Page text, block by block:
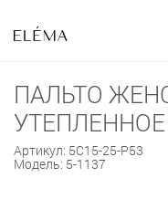
ПАЛЬТО
УТЕПЛЕННОЕ
Артикул: 5С15-25-Р53
Модель: 5-1137